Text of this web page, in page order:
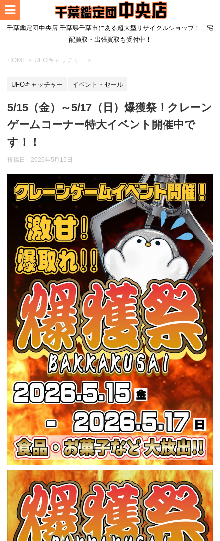
千葉鑑定団中央店 千葉県千葉市にある超大型リサイクルショップ！ 宅
配買取・出張買取も受付中！
HOME > UFOキャッチャー >
UFOキャッチャー イベント・セール
5/15（金）～5/17（日）爆獲祭！クレーン
ゲームコーナー特大イベント開催中で
す！！
投稿日： 2026年5月15日